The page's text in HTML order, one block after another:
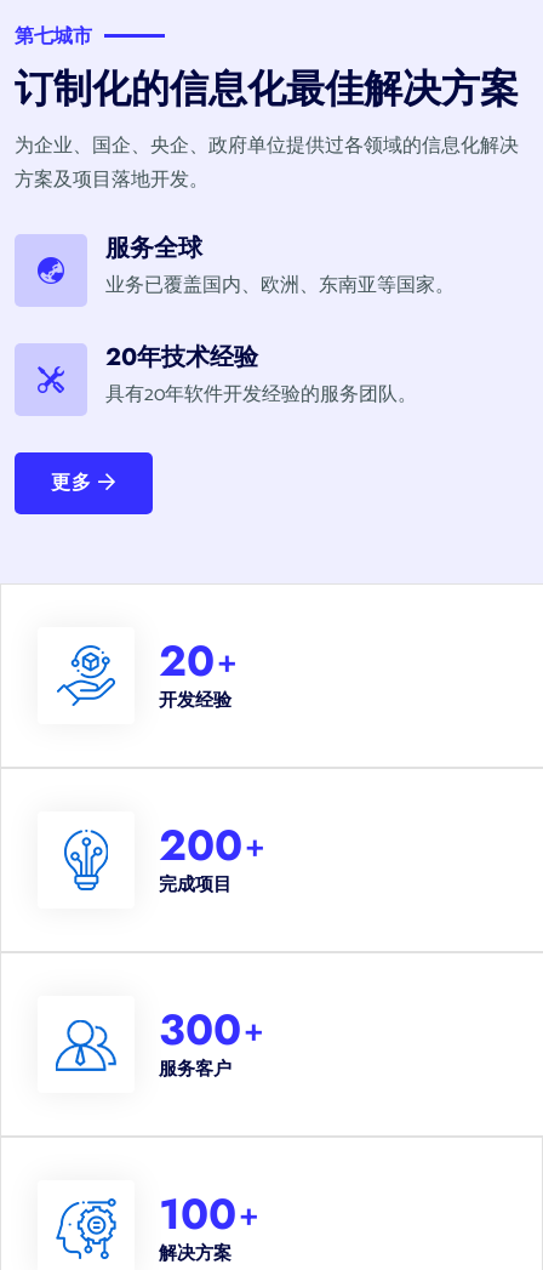
第七城市
订制化的信息化最佳解决方案
为企业、国企、央企、政府单位提供过各领域的信息化解决
方案及项目落地开发。
服务全球
业务已覆盖国内、欧洲、东南亚等国家。
20年技术经验
具有20年软件开发经验的服务团队。
更多
20+
开发经验
200+
完成项目
300+
服务客户
100+
解决方案